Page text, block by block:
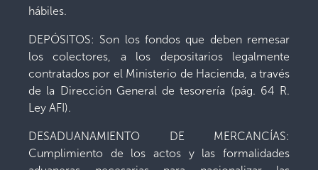
hábiles.
DEPÓSITOS: Son los fondos que deben remesar
los colectores, a los depositarios legalmente
contratados por el Ministerio de Hacienda, a través
de la Dirección General de tesorería (pág. 64 R.
Ley AFI).
DESADUANAMIENTO DE MERCANCÍAS:
Cumplimiento de los actos y las formalidades